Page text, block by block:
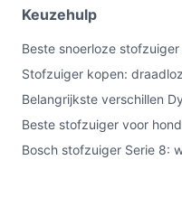
vaker controleren.
HEPA‑filter — als
een ander model
filters beschikbaar
Veelgestelde
Keuzehulp
Beste snoerloze
Stofzuiger kopen:
Belangrijkste verschillen
Beste stofzuiger voor
Bosch stofzuiger Serie 8: